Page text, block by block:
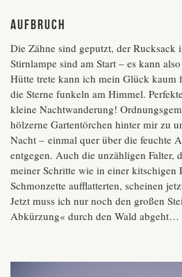
Aufbruch
Die Zähne sind geputzt, der Rucksack
Stirnlampe sind am Start – es kann
Hütte trete kann ich mein Glück kaum
die Sterne funkeln am Himmel.
kleine Nachtwanderung!
hölzerne Gartentörchen hinter mir zu
Nacht – einmal quer über die feuchte
entgegen. Auch die unzähligen Falter,
meiner Schritte wie in einer kitschigen
Schmonzette aufflatterten, scheinen
Jetzt muss ich nur noch den großen
Abkürzung« durch den Wald abgeht…